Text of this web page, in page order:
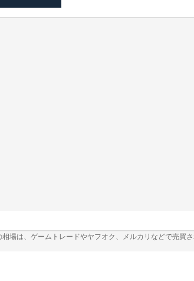
場は、ゲームトレードやヤフオク、メルカリなどで売買